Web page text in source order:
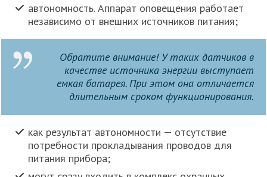
автономность. Аппарат оповещения работает
независимо от внешних источников питания;
Обратите внимание! У таких датчиков в
качестве источника энергии выступает
емкая батарея. При этом она отличается
длительным сроком функционирования.
как результат автономности — отсутствие
потребности прокладывания проводов для
питания прибора;